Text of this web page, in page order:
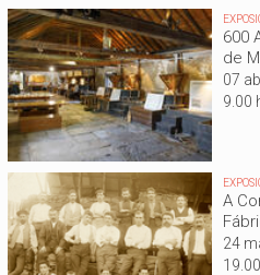
600
de
07
9.00
A
24